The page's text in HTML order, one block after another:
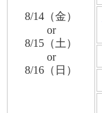
8/14（金）
or
8/15（土）
or
8/16（日）